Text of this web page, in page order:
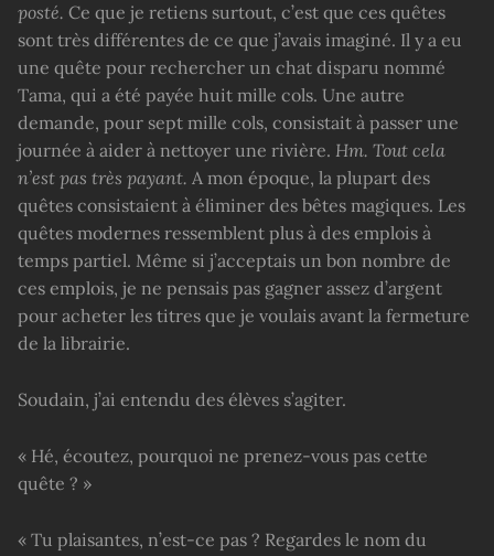
posté. Ce que je retiens surtout, c’est que ces quêtes
sont très différentes de ce que j’avais imaginé. Il y a eu
une quête pour rechercher un chat disparu nommé
Tama, qui a été payée huit mille cols. Une autre
demande, pour sept mille cols, consistait à passer une
journée à aider à nettoyer une rivière. Hm. Tout cela
n’est pas très payant. A mon époque, la plupart des
quêtes consistaient à éliminer des bêtes magiques. Les
quêtes modernes ressemblent plus à des emplois à
temps partiel. Même si j’acceptais un bon nombre de
ces emplois, je ne pensais pas gagner assez d’argent
pour acheter les titres que je voulais avant la fermeture
de la librairie.
Soudain, j’ai entendu des élèves s’agiter.
« Hé, écoutez, pourquoi ne prenez-vous pas cette
quête ? »
« Tu plaisantes, n’est-ce pas ? Regardes le nom du